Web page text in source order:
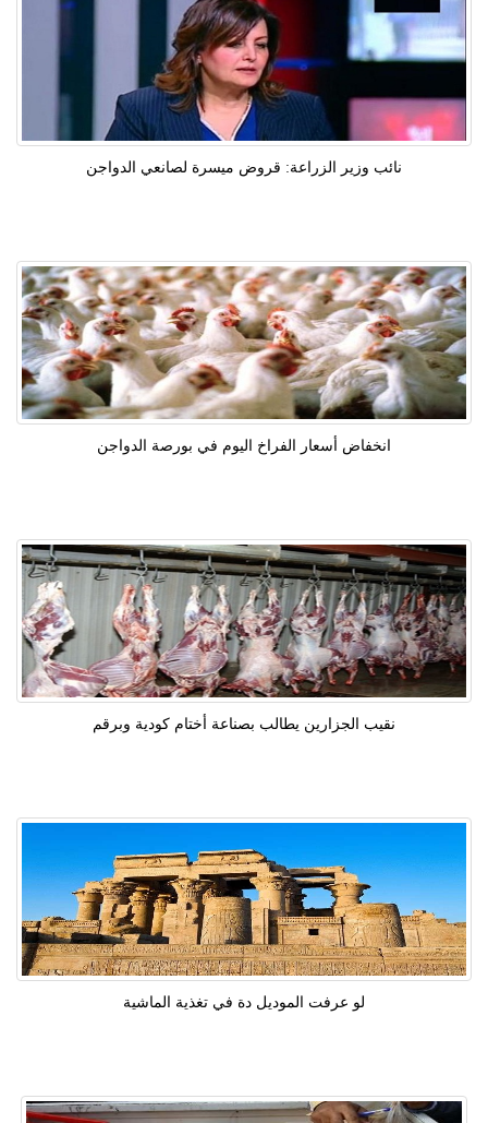
نائب وزير الزراعة: قروض ميسرة لصانعي الدواجن
انخفاض أسعار الفراخ اليوم في بورصة الدواجن
نقيب الجزارين يطالب بصناعة أختام كودية وبرقم
لو عرفت الموديل دة في تغذية الماشية